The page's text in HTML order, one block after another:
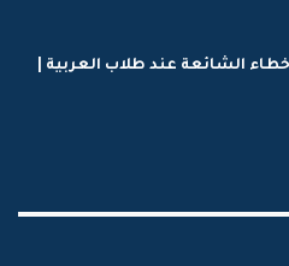
الشائعة عند طلاب العربية |